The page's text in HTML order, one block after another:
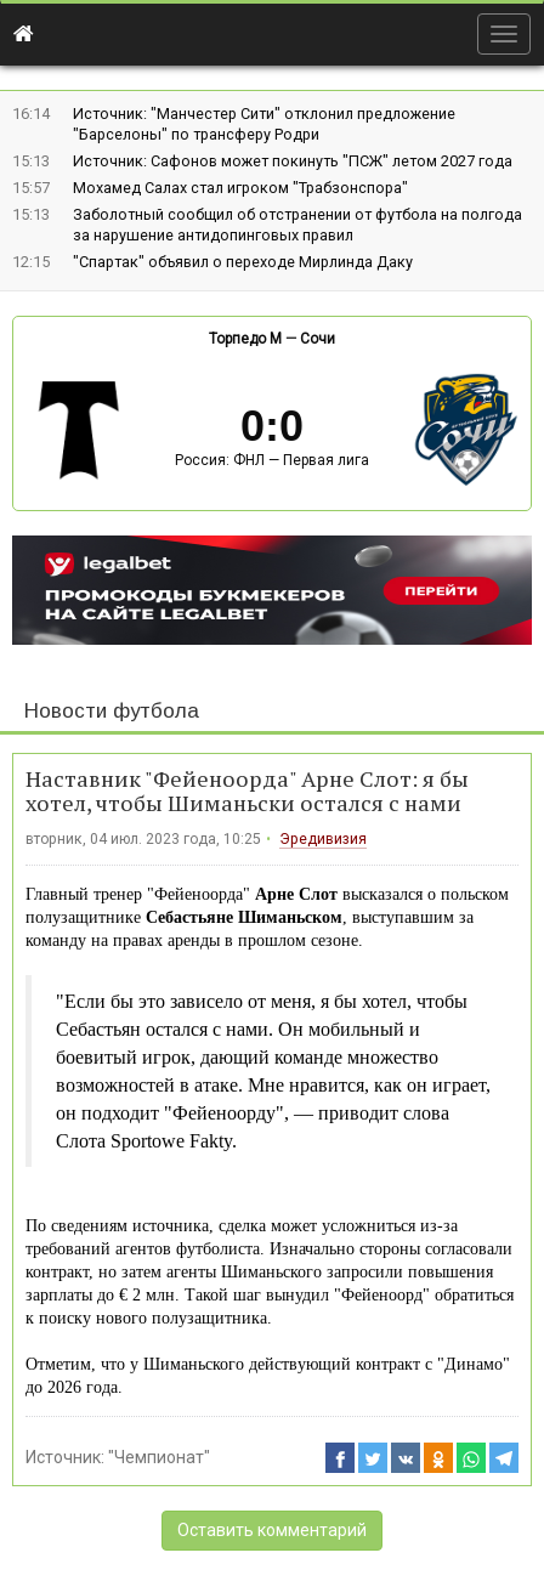
16:14
Источник: "Манчестер Сити" отклонил предложение
"Барселоны" по трансферу Родри
15:13
Источник: Сафонов может покинуть "ПСЖ" летом 2027 года
15:57
Мохамед Салах стал игроком "Трабзонспора"
15:13
Заболотный сообщил об отстранении от футбола на полгода
за нарушение антидопинговых правил
12:15
"Спартак" объявил о переходе Мирлинда Даку
Торпедо М — Сочи
0:0
Россия: ФНЛ — Первая лига
Новости футбола
Наставник "Фейеноорда" Арне Слот: я бы
хотел, чтобы Шиманьски остался с нами
вторник, 04 июл. 2023 года, 10:25 Эредивизия
Главный тренер "Фейеноорда" Арне Слот высказался о польском
полузащитнике Себастьяне Шиманьском , выступавшим за
команду на правах аренды в прошлом сезоне.
"Если бы это зависело от меня, я бы хотел, чтобы
Себастьян остался с нами. Он мобильный и
боевитый игрок, дающий команде множество
возможностей в атаке. Мне нравится, как он играет,
он подходит "Фейеноорду", — приводит слова
Слота Sportowe Fakty.
По сведениям источника, сделка может усложниться из-за
требований агентов футболиста. Изначально стороны согласовали
контракт, но затем агенты Шиманьского запросили повышения
зарплаты до € 2 млн. Такой шаг вынудил "Фейеноорд" обратиться
к поиску нового полузащитника.
Отметим, что у Шиманьского действующий контракт с "Динамо"
до 2026 года.
Источник: "Чемпионат"
Оставить комментарий